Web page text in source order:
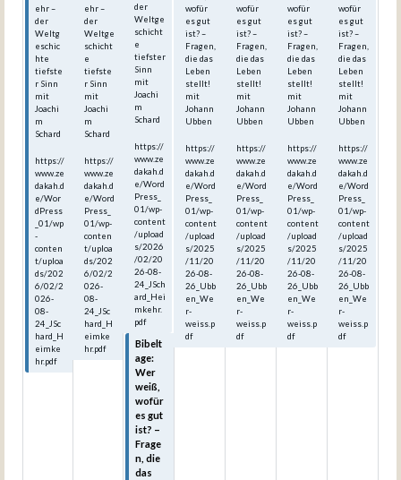
ehr –
der
Weltg
eschic
hte
tiefste
r Sinn
mit
Joachi
m
Schard
https://
www.ze
dakah.d
e/Wor
dPress
_01/wp
-
conten
t/uploa
ds/202
6/02/2
026-
08-
24_JSc
hard_H
eimke
hr.pdf
ehr –
der
Weltge
schicht
e
tiefste
r Sinn
mit
Joachi
m
Schard
https://
www.ze
dakah.d
e/Word
Press_
01/wp-
conten
t/uploa
ds/202
6/02/2
026-
08-
24_JSc
hard_H
eimke
hr.pdf
der
Weltge
schicht
e
tiefster
Sinn
mit
Joachi
m
Schard
https://
www.ze
dakah.d
e/Word
Press_
01/wp-
content
/upload
s/2026
/02/20
26-08-
24_JSch
ard_Hei
mkehr.
pdf
Bibelt
age:
Wer
weiß,
wofür
es gut
ist? –
Frage
n, die
das
wofür
es gut
ist? –
Fragen,
die das
Leben
stellt!
mit
Johann
Ubben
https://
www.ze
dakah.d
e/Word
Press_
01/wp-
content
/upload
s/2025
/11/20
26-08-
26_Ubb
en_We
r-
weiss.p
df
wofür
es gut
ist? –
Fragen,
die das
Leben
stellt!
mit
Johann
Ubben
https://
www.ze
dakah.d
e/Word
Press_
01/wp-
content
/upload
s/2025
/11/20
26-08-
26_Ubb
en_We
r-
weiss.p
df
wofür
es gut
ist? –
Fragen,
die das
Leben
stellt!
mit
Johann
Ubben
https://
www.ze
dakah.d
e/Word
Press_
01/wp-
content
/upload
s/2025
/11/20
26-08-
26_Ubb
en_We
r-
weiss.p
df
wofür
es gut
ist? –
Fragen,
die das
Leben
stellt!
mit
Johann
Ubben
https://
www.ze
dakah.d
e/Word
Press_
01/wp-
content
/upload
s/2025
/11/20
26-08-
26_Ubb
en_We
r-
weiss.p
df